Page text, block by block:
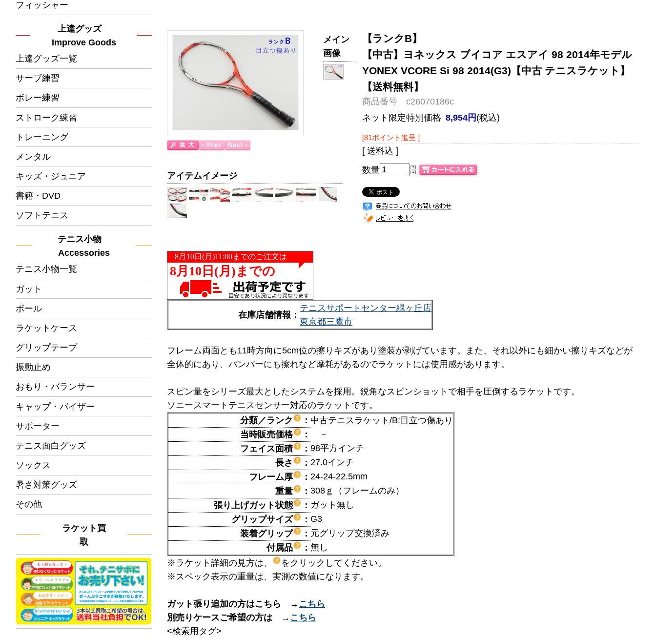
フィッシャー
上達グッズ
Improve Goods
上達グッズ一覧
サーブ練習
ボレー練習
ストローク練習
トレーニング
メンタル
キッズ・ジュニア
書籍・DVD
ソフトテニス
テニス小物
Accessories
テニス小物一覧
ガット
ボール
ラケットケース
グリップテープ
振動止め
おもり・バランサー
キャップ・バイザー
サポーター
テニス面白グッズ
ソックス
暑さ対策グッズ
その他
ラケット買
取
【ランクB】
【中古】ヨネックス ブイコア エスアイ 98 2014年モデル
YONEX VCORE Si 98 2014(G3)【中古 テニスラケット】
【送料無料】
商品番号 c26070186c
ネット限定特別価格 8,954円 (税込)
[81ポイント進呈 ]
[ 送料込 ]
数量
メイン
画像
アイテムイメージ
在庫店舗情報：
テニスサポートセンター緑ヶ丘店
東京都三鷹市
フレーム両面とも11時方向に5cm位の擦りキズがあり塗装が剥げています。また、それ以外にも細かい擦りキズなどが
全体的にあり、バンパーにも擦れなど摩耗があるのでラケットには使用感があります。
スピン量をシリーズ最大としたシステムを採用。鋭角なスピンショットで相手を圧倒するラケットです。
ソニースマートテニスセンサー対応のラケットです。
分類／ランク
： 中古テニスラケット/B:目立つ傷あり
当時販売価格
：
－
フェイス面積
： 98平方インチ
長さ
： 27.0インチ
フレーム厚
： 24-24-22.5mm
重量
： 308ｇ（フレームのみ）
張り上げガット状態
： ガット無し
グリップサイズ
： G3
装着グリップ
： 元グリップ交換済み
付属品
： 無し
※ラケット詳細の見方は、
をクリックしてください。
※スペック表示の重量は、実測の数値になります。
ガット張り追加の方はこちら → こちら
別売りケースご希望の方は → こちら
<検索用タグ>